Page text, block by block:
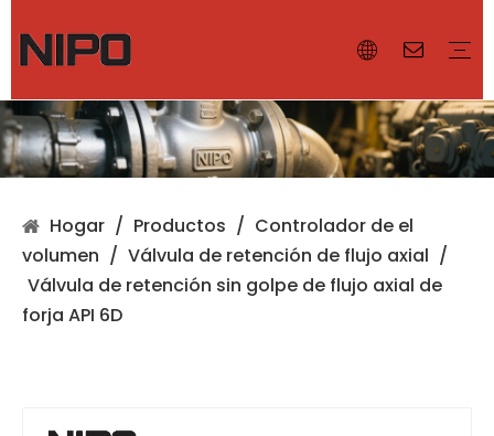
Hogar / Productos / Controlador de el
volumen / Válvula de retención de flujo axial /
Válvula de retención sin golpe de flujo axial de
forja API 6D